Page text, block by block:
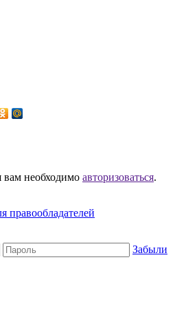
вам необходимо авторизоваться.
правообладателей
Забыли